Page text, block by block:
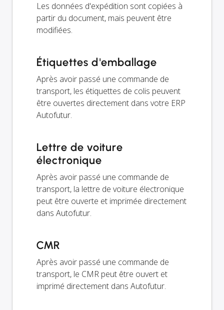
Les données d'expédition sont copiées à
partir du document, mais peuvent être
modifiées.
Étiquettes d'emballage
Après avoir passé une commande de
transport, les étiquettes de colis peuvent
être ouvertes directement dans votre ERP
Autofutur.
Lettre de voiture
électronique
Après avoir passé une commande de
transport, la lettre de voiture électronique
peut être ouverte et imprimée directement
dans Autofutur.
CMR
Après avoir passé une commande de
transport, le CMR peut être ouvert et
imprimé directement dans Autofutur.